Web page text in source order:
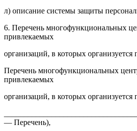
л) описание системы защиты
6. Перечень многофункциональных
привлекаемых
организаций, в которых организуется
Перечень многофункциональных
привлекаемых
организаций, в которых организуется
— Перечень),